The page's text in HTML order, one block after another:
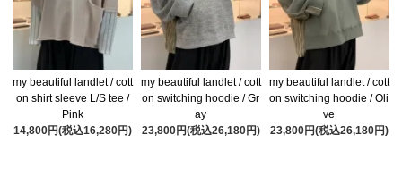
my beautiful landlet / cott
on shirt sleeve L/S tee /
Pink
14,800円(税込16,280円)
my beautiful landlet / cott
on switching hoodie / Gr
ay
23,800円(税込26,180円)
my beautiful landlet / cott
on switching hoodie / Oli
ve
23,800円(税込26,180円)